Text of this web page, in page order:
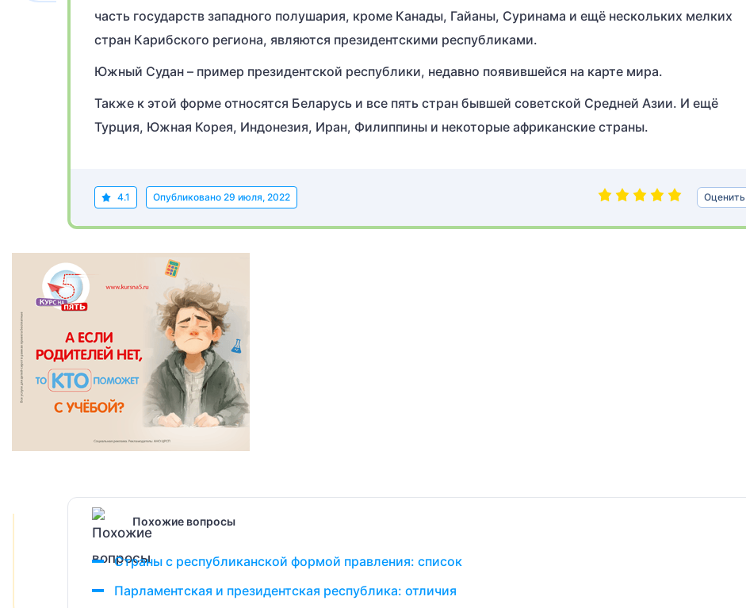
часть государств западного полушария, кроме Канады, Гайаны, Суринама и ещё нескольких мелких
стран Карибского региона, являются президентскими республиками.
Южный Судан – пример президентской республики, недавно появившейся на карте мира.
Также к этой форме относятся Беларусь и все пять стран бывшей советской Средней Азии. И ещё
Турция, Южная Корея, Индонезия, Иран, Филиппины и некоторые африканские страны.
4.1 Опубликовано 29 июля, 2022 Оценить
Похожие вопросы
Страны с республиканской формой правления: список
Парламентская и президентская республика: отличия